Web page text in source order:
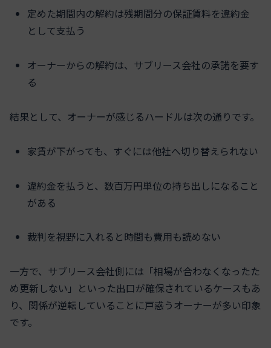
定めた期間内の解約は残期間分の保証賃料を違約金
として支払う
オーナーからの解約は、サブリース会社の承諾を要す
る
結果として、オーナーが感じるハードルは次の通りです。
家賃が下がっても、すぐには他社へ切り替えられない
違約金を払うと、数百万円単位の持ち出しになること
がある
裁判を視野に入れると時間も費用も読めない
一方で、サブリース会社側には「相場が合わなくなったた
め更新しない」といった出口が確保されているケースもあ
り、関係が逆転していることに戸惑うオーナーが多い印象
です。